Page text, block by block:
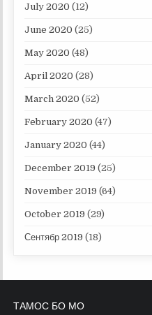
July 2020 (12)
June 2020 (25)
May 2020 (48)
April 2020 (28)
March 2020 (52)
February 2020 (47)
January 2020 (44)
December 2019 (25)
November 2019 (64)
October 2019 (29)
Сентябр 2019 (18)
ТАМОС БО МО